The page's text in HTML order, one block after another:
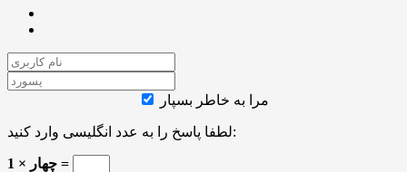
مرا به خاطر بسپار
لطفا پاسخ را به عدد انگلیسی وارد کنید:
1 × چهار =